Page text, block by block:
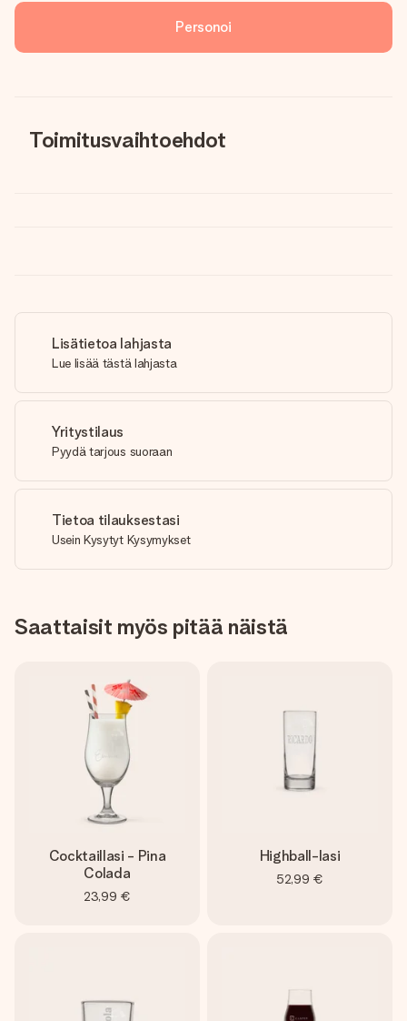
Personoi
Toimitusvaihtoehdot
Lisätietoa lahjasta
Lue lisää tästä lahjasta
Yritystilaus
Pyydä tarjous suoraan
Tietoa tilauksestasi
Usein Kysytyt Kysymykset
Saattaisit myös pitää näistä
Cocktaillasi - Pina
Colada
23,99 €
Highball-lasi
52,99 €